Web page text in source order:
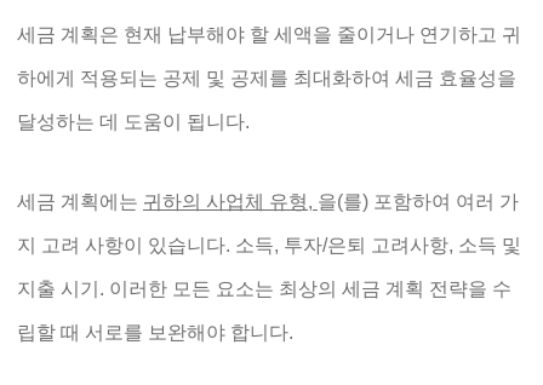
세금 계획은 현재 납부해야 할 세액을 줄이거나 연기하고 귀
하에게 적용되는 공제 및 공제를 최대화하여 세금 효율성을
달성하는 데 도움이 됩니다.
세금 계획에는 귀하의 사업체 유형, 을(를) 포함하여 여러 가
지 고려 사항이 있습니다. 소득, 투자/은퇴 고려사항, 소득 및
지출 시기. 이러한 모든 요소는 최상의 세금 계획 전략을 수
립할 때 서로를 보완해야 합니다.